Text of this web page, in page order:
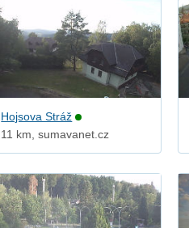
Hojsova Stráž
11 km, sumavanet.cz